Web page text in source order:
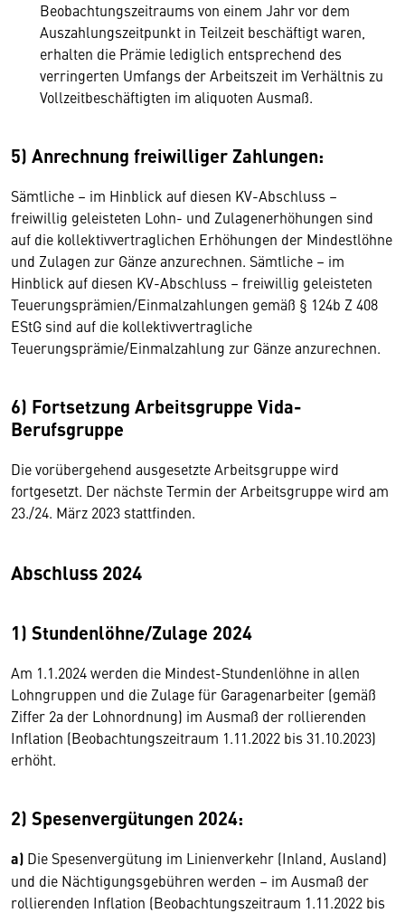
Beobachtungszeitraums von einem Jahr vor dem
Auszahlungszeitpunkt in Teilzeit beschäftigt waren,
erhalten die Prämie lediglich entsprechend des
verringerten Umfangs der Arbeitszeit im Verhältnis zu
Vollzeitbeschäftigten im aliquoten Ausmaß.
5) Anrechnung freiwilliger Zahlungen:
Sämtliche – im Hinblick auf diesen KV-Abschluss –
freiwillig geleisteten Lohn- und Zulagenerhöhungen sind
auf die kollektivvertraglichen Erhöhungen der Mindestlöhne
und Zulagen zur Gänze anzurechnen. Sämtliche – im
Hinblick auf diesen KV-Abschluss – freiwillig geleisteten
Teuerungsprämien/Einmalzahlungen gemäß § 124b Z 408
EStG sind auf die kollektivvertragliche
Teuerungsprämie/Einmalzahlung zur Gänze anzurechnen.
6) Fortsetzung Arbeitsgruppe Vida-
Berufsgruppe
Die vorübergehend ausgesetzte Arbeitsgruppe wird
fortgesetzt. Der nächste Termin der Arbeitsgruppe wird am
23./24. März 2023 stattfinden.
Abschluss 2024
1) Stundenlöhne/Zulage 2024
Am 1.1.2024 werden die Mindest-Stundenlöhne in allen
Lohngruppen und die Zulage für Garagenarbeiter (gemäß
Ziffer 2a der Lohnordnung) im Ausmaß der rollierenden
Inflation (Beobachtungszeitraum 1.11.2022 bis 31.10.2023)
erhöht.
2) Spesenvergütungen 2024:
a) Die Spesenvergütung im Linienverkehr (Inland, Ausland)
und die Nächtigungsgebühren werden – im Ausmaß der
rollierenden Inflation (Beobachtungszeitraum 1.11.2022 bis